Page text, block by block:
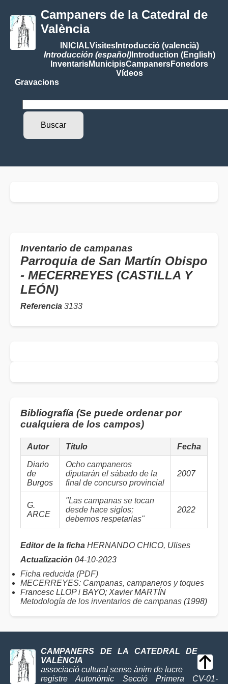
Campaners de la Catedral de
València
INICIALVisitesIntroducció (valencià)
Introducción (español)Introduction (English)
InventarisMunicipisCampanersFonedors
Vídeos
Gravacions
Inventario de campanas
Parroquia de San Martín Obispo
- MECERREYES (CASTILLA Y
LEÓN)
Referencia 3133
Bibliografía (Se puede ordenar por
cualquiera de los campos)
Autor Título Fecha
Diario
de
Burgos
Ocho campaneros
diputarán el sábado de la
final de concurso provincial
2007
G.
ARCE
"Las campanas se tocan
desde hace siglos;
debemos respetarlas"
2022
Editor de la ficha HERNANDO CHICO, Ulises
Actualización 04-10-2023
Ficha reducida (PDF)
MECERREYES: Campanas, campaneros y toques
Francesc LLOP i BAYO; Xavier MARTÍN
Metodología de los inventarios de campanas (1998)
CAMPANERS DE LA CATEDRAL DE
VALÈNCIA
associació cultural sense ànim de lucre
registre Autonòmic Secció Primera CV-01-